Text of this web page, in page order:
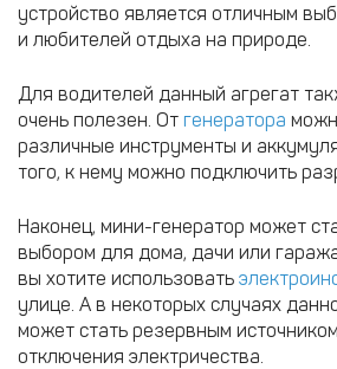
устройство является отличным
и любителей отдыха на природе.
Для водителей данный агрегат
очень полезен. От генератора
различные инструменты и
того, к нему можно подключить
Наконец, мини-генератор может
выбором для дома, дачи или
вы хотите использовать
улице. А в некоторых случаях
может стать резервным
отключения электричества.